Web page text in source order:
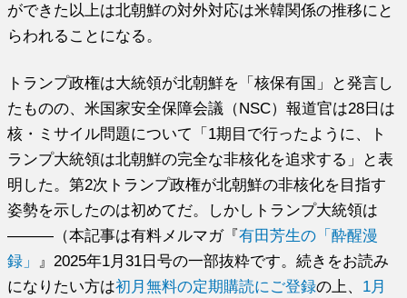
ができた以上は北朝鮮の対外対応は米韓関係の推移にと
らわれることになる。
トランプ政権は大統領が北朝鮮を「核保有国」と発言し
たものの、米国家安全保障会議（NSC）報道官は28日は
核・ミサイル問題について「1期目で行ったように、ト
ランプ大統領は北朝鮮の完全な非核化を追求する」と表
明した。第2次トランプ政権が北朝鮮の非核化を目指す
姿勢を示したのは初めてだ。しかしトランプ大統領は
―――（本記事は有料メルマガ『有田芳生の「酔醒漫
録」
』2025年1月31日号の一部抜粋です。続きをお読み
になりたい方は初月無料の定期購読にご登録の上、 1月